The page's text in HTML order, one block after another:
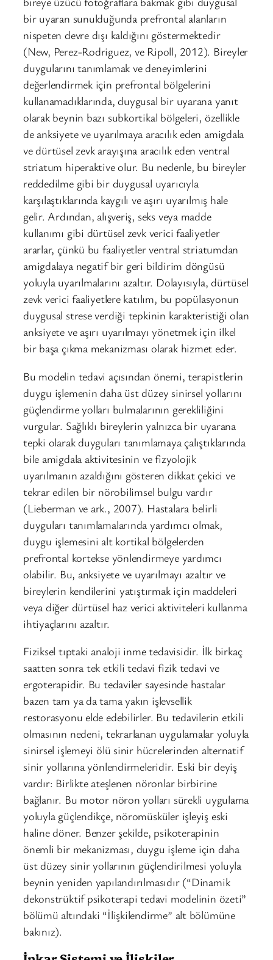
bir uyaran sunulduğunda prefrontal alanların
nispeten devre dışı kaldığını göstermektedir
(New, Perez-Rodriguez, ve Ripoll, 2012). Bireyler
duygularını tanımlamak ve deneyimlerini
değerlendirmek için prefrontal bölgelerini
kullanamadıklarında, duygusal bir uyarana yanıt
olarak beynin bazı subkortikal bölgeleri, özellikle
de anksiyete ve uyarılmaya aracılık eden amigdala
ve dürtüsel zevk arayışına aracılık eden ventral
striatum hiperaktive olur. Bu nedenle, bu bireyler
reddedilme gibi bir duygusal uyarıcıyla
karşılaştıklarında kaygılı ve aşırı uyarılmış hale
gelir. Ardından, alışveriş, seks veya madde
kullanımı gibi dürtüsel zevk verici faaliyetler
ararlar, çünkü bu faaliyetler ventral striatumdan
amigdalaya negatif bir geri bildirim döngüsü
yoluyla uyarılmalarını azaltır. Dolayısıyla, dürtüsel
zevk verici faaliyetlere katılım, bu popülasyonun
duygusal strese verdiği tepkinin karakteristiği olan
anksiyete ve aşırı uyarılmayı yönetmek için ilkel
bir başa çıkma mekanizması olarak hizmet eder.
Bu modelin tedavi açısından önemi, terapistlerin
duygu işlemenin daha üst düzey sinirsel yollarını
güçlendirme yolları bulmalarının gerekliliğini
vurgular. Sağlıklı bireylerin yalnızca bir uyarana
tepki olarak duyguları tanımlamaya çalıştıklarında
bile amigdala aktivitesinin ve fizyolojik
uyarılmanın azaldığını gösteren dikkat çekici ve
tekrar edilen bir nörobilimsel bulgu vardır
(Lieberman ve ark., 2007). Hastalara belirli
duyguları tanımlamalarında yardımcı olmak,
duygu işlemesini alt kortikal bölgelerden
prefrontal kortekse yönlendirmeye yardımcı
olabilir. Bu, anksiyete ve uyarılmayı azaltır ve
bireylerin kendilerini yatıştırmak için maddeleri
veya diğer dürtüsel haz verici aktiviteleri kullanma
ihtiyaçlarını azaltır.
Fiziksel tıptaki analoji inme tedavisidir. İlk birkaç
saatten sonra tek etkili tedavi fizik tedavi ve
ergoterapidir. Bu tedaviler sayesinde hastalar
bazen tam ya da tama yakın işlevsellik
restorasyonu elde edebilirler. Bu tedavilerin etkili
olmasının nedeni, tekrarlanan uygulamalar yoluyla
sinirsel işlemeyi ölü sinir hücrelerinden alternatif
sinir yollarına yönlendirmeleridir. Eski bir deyiş
vardır: Birlikte ateşlenen nöronlar birbirine
bağlanır. Bu motor nöron yolları sürekli uygulama
yoluyla güçlendikçe, nöromüsküler işleyiş eski
haline döner. Benzer şekilde, psikoterapinin
önemli bir mekanizması, duygu işleme için daha
üst düzey sinir yollarının güçlendirilmesi yoluyla
beynin yeniden yapılandırılmasıdır (“Dinamik
dekonstrüktif psikoterapi tedavi modelinin özeti”
bölümü altındaki “İlişkilendirme” alt bölümüne
bakınız).